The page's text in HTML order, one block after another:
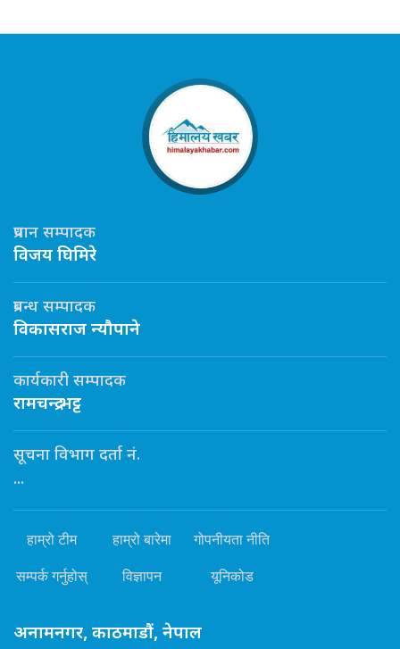
प्रधान सम्पादक
विजय घिमिरे
प्रबन्ध सम्पादक
विकासराज न्यौपाने
कार्यकारी सम्पादक
रामचन्द्र भट्ट
सूचना विभाग दर्ता नं.
...
हाम्रो टीम हाम्रो बारेमा गोपनीयता नीति
सम्पर्क गर्नुहोस् विज्ञापन यूनिकोड
अनामनगर, काठमाडौं, नेपाल